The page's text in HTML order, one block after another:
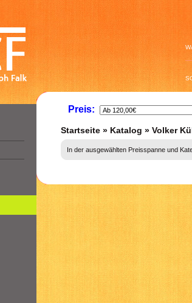
Preis:
Startseite » Katalog » Volker
In der ausgewählten Preisspanne und